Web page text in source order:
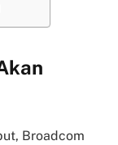
Broadcom